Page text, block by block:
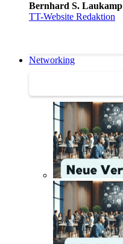
Bernhard S. Laukamp
TT-Website Redaktion
Networking